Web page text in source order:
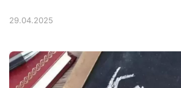
29.04.2025